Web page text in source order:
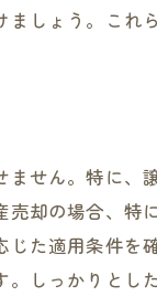
税金知識の活用
策の意外な盲点
に潜む税金リス
ポイントを解説
しがちな項目
の盲点とその解
しょう。こ
せん。特に
却の場合、
た適用条件
しっかりと